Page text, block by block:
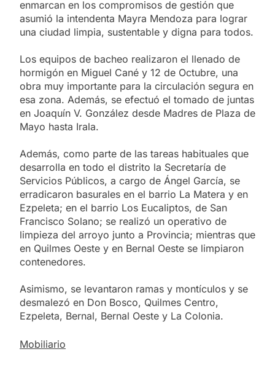
enmarcan en los compromisos de gestión que
asumió la intendenta Mayra Mendoza para lograr
una ciudad limpia, sustentable y digna para todos.
Los equipos de bacheo realizaron el llenado de
hormigón en Miguel Cané y 12 de Octubre, una
obra muy importante para la circulación segura en
esa zona. Además, se efectuó el tomado de juntas
en Joaquín V. González desde Madres de Plaza de
Mayo hasta Irala.
Además, como parte de las tareas habituales que
desarrolla en todo el distrito la Secretaría de
Servicios Públicos, a cargo de Ángel García, se
erradicaron basurales en el barrio La Matera y en
Ezpeleta; en el barrio Los Eucaliptos, de San
Francisco Solano; se realizó un operativo de
limpieza del arroyo junto a Provincia; mientras que
en Quilmes Oeste y en Bernal Oeste se limpiaron
contenedores.
Asimismo, se levantaron ramas y montículos y se
desmalezó en Don Bosco, Quilmes Centro,
Ezpeleta, Bernal, Bernal Oeste y La Colonia.
Mobiliario